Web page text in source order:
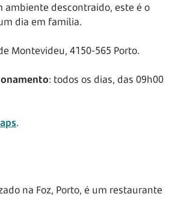
ambiente descontraído, este é o
dia em família.
Montevideu, 4150-565 Porto.
: todos os dias, das 09h00
.
na Foz, Porto, é um restaurante